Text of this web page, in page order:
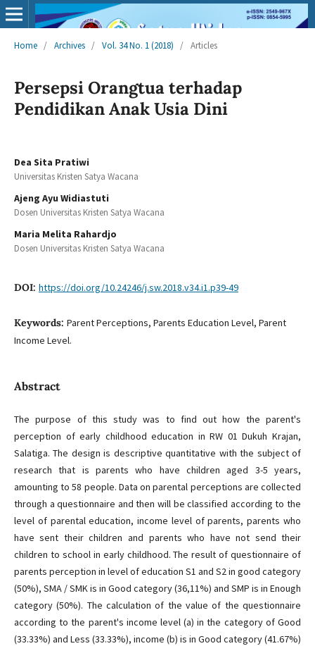
Home / Archives / Vol. 34 No. 1 (2018) / Articles
Persepsi Orangtua terhadap
Pendidikan Anak Usia Dini
Dea Sita Pratiwi
Universitas Kristen Satya Wacana
Ajeng Ayu Widiastuti
Dosen Universitas Kristen Satya Wacana
Maria Melita Rahardjo
Dosen Universitas Kristen Satya Wacana
DOI: https://doi.org/10.24246/j.sw.2018.v34.i1.p39-49
Keywords: Parent Perceptions, Parents Education Level, Parent
Income Level.
Abstract
The purpose of this study was to find out how the parent's
perception of early childhood education in RW 01 Dukuh Krajan,
Salatiga. The design is descriptive quantitative with the subject of
research that is parents who have children aged 3-5 years,
amounting to 58 people. Data on parental perceptions are collected
through a questionnaire and then will be classified according to the
level of parental education, income level of parents, parents who
have sent their children and parents who have not send their
children to school in early childhood. The result of questionnaire of
parents perception in level of education S1 and S2 in good category
(50%), SMA / SMK is in Good category (36,11%) and SMP is in Enough
category (50%). The calculation of the value of the questionnaire
according to the parent's income level (a) in the category of Good
(33.33%) and Less (33.33%), income (b) is in Good category (41.67%)